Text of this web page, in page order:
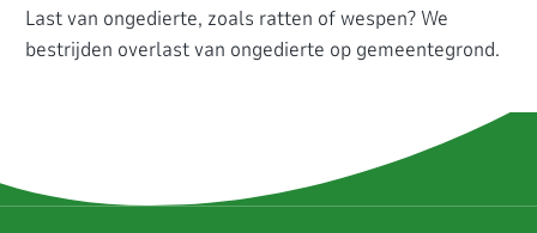
Last van ongedierte, zoals ratten of wespen? We
bestrijden overlast van ongedierte op gemeentegrond.